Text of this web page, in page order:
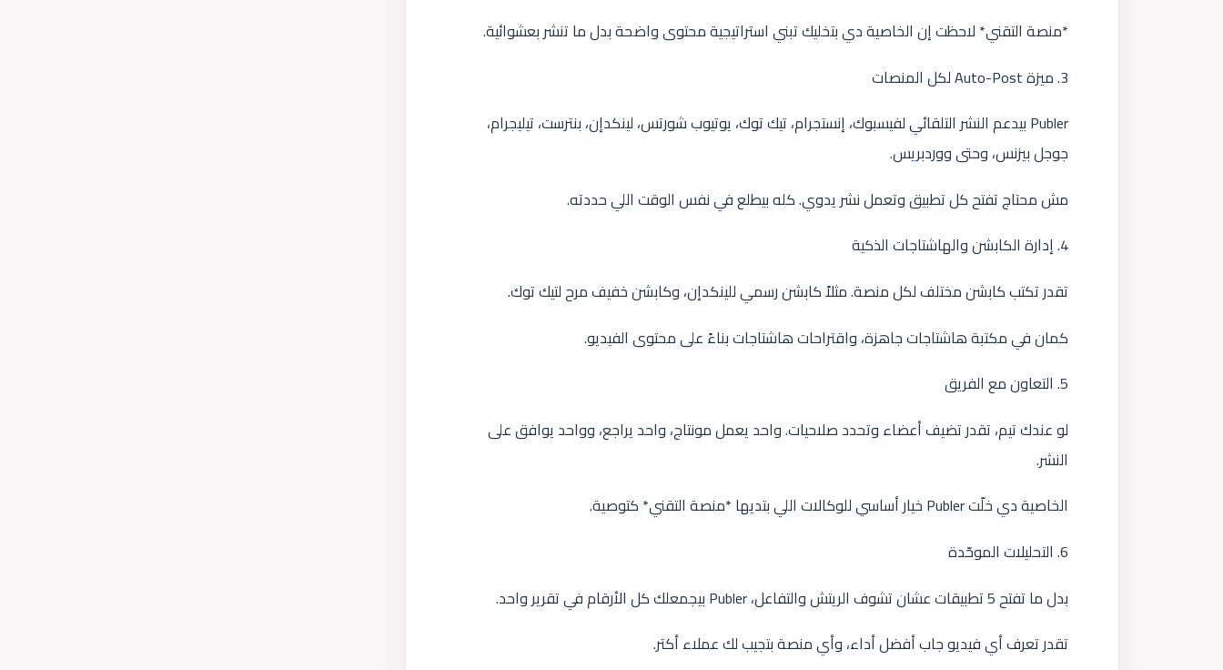
*منصة التقني* لاحظت إن الخاصية دي بتخليك تبني استراتيجية محتوى واضحة بدل ما تنشر بعشوائية.
3. ميزة Auto-Post لكل المنصات
Publer بيدعم النشر التلقائي لفيسبوك، إنستجرام، تيك توك، يوتيوب شورتس، لينكدإن، بنترست، تيليجرام،
جوجل بيزنس، وحتى ووردبريس.
مش محتاج تفتح كل تطبيق وتعمل نشر يدوي. كله بيطلع في نفس الوقت اللي حددته.
4. إدارة الكابشن والهاشتاجات الذكية
تقدر تكتب كابشن مختلف لكل منصة. مثلاً كابشن رسمي للينكدإن، وكابشن خفيف مرح لتيك توك.
كمان في مكتبة هاشتاجات جاهزة، واقتراحات هاشتاجات بناءً على محتوى الفيديو.
5. التعاون مع الفريق
لو عندك تيم، تقدر تضيف أعضاء وتحدد صلاحيات. واحد يعمل مونتاج، واحد يراجع، وواحد يوافق على
النشر.
الخاصية دي خلّت Publer خيار أساسي للوكالات اللي بتديها *منصة التقني* كتوصية.
6. التحليلات الموحّدة
بدل ما تفتح 5 تطبيقات عشان تشوف الريتش والتفاعل، Publer بيجمعلك كل الأرقام في تقرير واحد.
تقدر تعرف أي فيديو جاب أفضل أداء، وأي منصة بتجيب لك عملاء أكتر.